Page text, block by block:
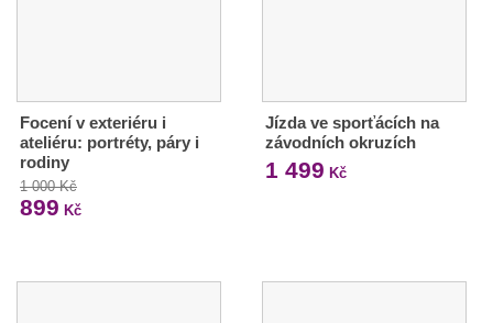
Focení v exteriéru i
ateliéru: portréty, páry i
rodiny
1 000 Kč
899 Kč
Jízda ve sporťácích na
závodních okruzích
1 499 Kč